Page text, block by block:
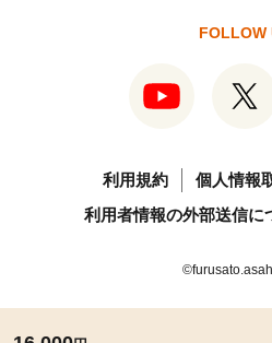
FOLLOW
利用規約
個人情報
利用者情報の外部送信に